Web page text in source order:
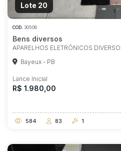
Lote 20
COD. 30508
Bens diversos
APARELHOS ELETRÔNICOS
Bayeux - PB
Lance Inicial
R$ 1.980,00
584 83 1